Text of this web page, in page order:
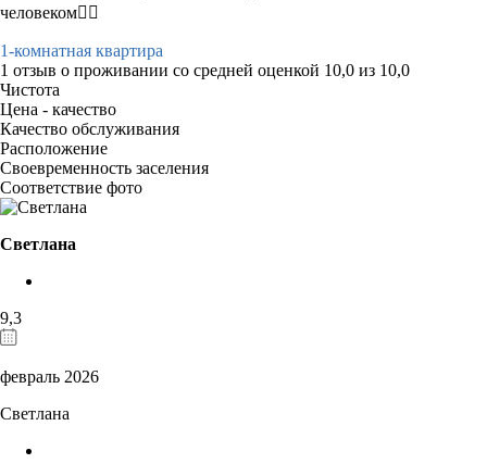
человеком✊🏻
1-комнатная квартира
1 отзыв о проживании со средней оценкой 10,0 из 10,0
Чистота
Цена - качество
Качество обслуживания
Расположение
Своевременность заселения
Соответствие фото
Светлана
9,3
февраль 2026
Светлана